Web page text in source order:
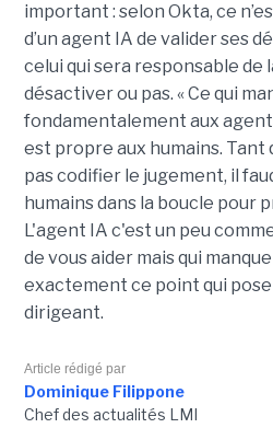
important : selon Okta, ce
d’un agent IA de valider ses
celui qui sera responsable de
désactiver ou pas. « Ce qui
fondamentalement aux
est propre aux humains. Tant
pas codifier le jugement, il
humains dans la boucle pour
L'agent IA c'est un peu
de vous aider mais qui
exactement ce point qui pose
dirigeant.
Article rédigé par
Dominique Filippone
Chef des actualités LMI